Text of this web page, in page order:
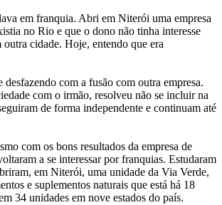
em franquia. Abri em Niterói uma empresa
no Rio e que o dono não tinha interesse
outra cidade. Hoje, entendo que era
desfazendo com a fusão com outra empresa.
com o irmão, resolveu não se incluir na
de forma independente e continuam até
com os bons resultados da empresa de
a se interessar por franquias. Estudaram
em Niterói, uma unidade da Via Verde,
e suplementos naturais que está há 18
34 unidades em nove estados do país.